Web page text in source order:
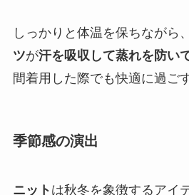
しっかりと体温を保ちながら、
ツが汗を吸収して蒸れを防い
間着用した際でも快適に過ご
季節感の演出
ニット は秋冬を象徴するアイ